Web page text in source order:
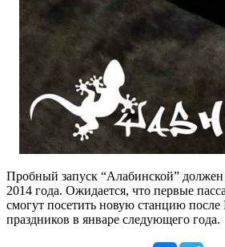
Пробный запуск “Алабинской” должен
2014 года. Ожидается, что первые
смогут посетить новую станцию
праздников в январе следующего года.